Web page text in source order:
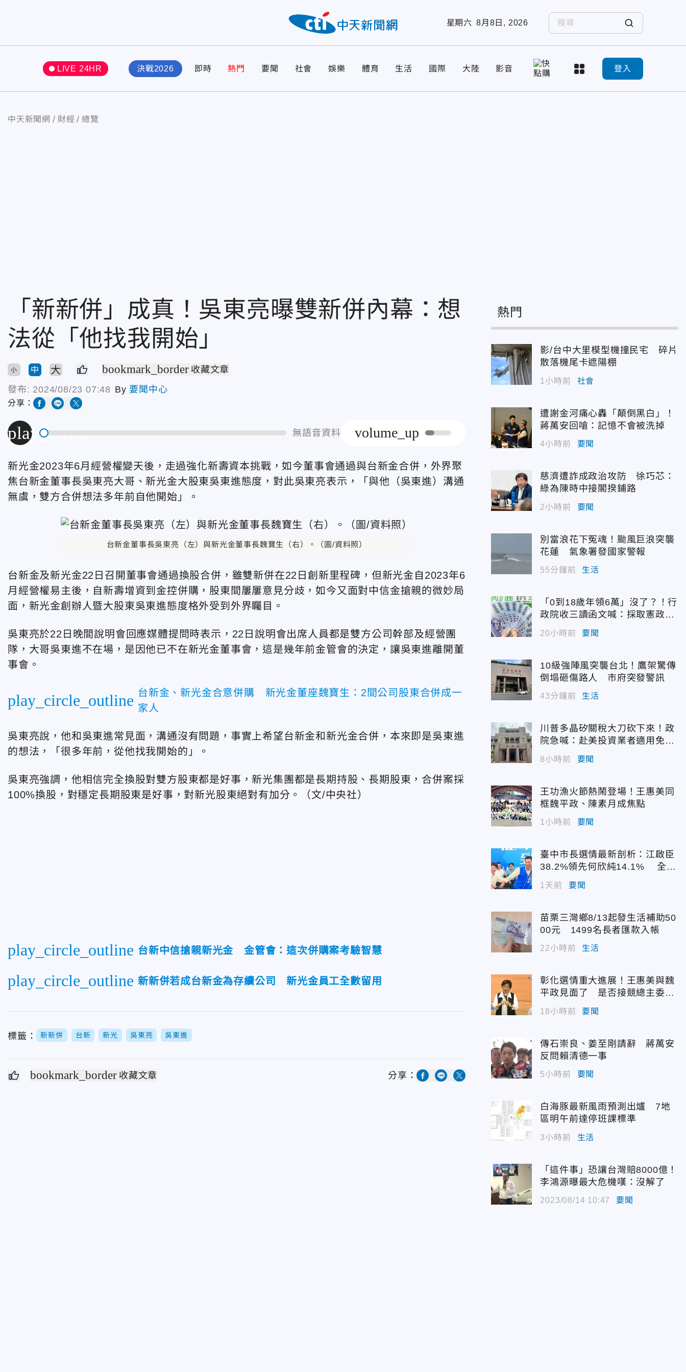
星期六 8月8日, 2026
LIVE 24HR 決戰2026 即時 熱門 要聞 社會 娛樂 體育 生活 國際 大陸 影音 登入
中天新聞網 財經 總覽
「新新併」成真！吳東亮曝雙新併內幕：想
法從「他找我開始」
小 中 大 bookmark_border 收藏文章
發布: 2024/08/23 07:48 By 要聞中心
分享：
play_arrow 無語音資料 volume_up
新光金2023年6月經營權變天後，走過強化新壽資本挑戰，如今董事會通過與台新金合併，外界聚
焦台新金董事長吳東亮大哥、新光金大股東吳東進態度，對此吳東亮表示，「與他（吳東進）溝通
無虞，雙方合併想法多年前自他開始」。
台新金董事長吳東亮（左）與新光金董事長魏寶生（右）。（圖/資料照）
台新金及新光金22日召開董事會通過換股合併，雖雙新併在22日創新里程碑，但新光金自2023年6
月經營權易主後，自新壽增資到金控併購，股東間屢屢意見分歧，如今又面對中信金搶親的微妙局
面，新光金創辦人暨大股東吳東進態度格外受到外界矚目。
吳東亮於22日晚間說明會回應媒體提問時表示，22日說明會出席人員都是雙方公司幹部及經營團
隊，大哥吳東進不在場，是因他已不在新光金董事會，這是幾年前金管會的決定，讓吳東進離開董
事會。
play_circle_outline 台新金、新光金合意併購 新光金董座魏寶生：2間公司股東合併成一
家人
吳東亮說，他和吳東進常見面，溝通沒有問題，事實上希望台新金和新光金合併，本來即是吳東進
的想法，「很多年前，從他找我開始的」。
吳東亮強調，他相信完全換股對雙方股東都是好事，新光集團都是長期持股、長期股東，合併案採
100%換股，對穩定長期股東是好事，對新光股東絕對有加分。（文/中央社）
play_circle_outline 台新中信搶親新光金 金管會：這次併購案考驗智慧
play_circle_outline 新新併若成台新金為存續公司 新光金員工全數留用
標籤： 新新併 台新 新光 吳東亮 吳東進
bookmark_border 收藏文章 分享：
熱門
影/台中大里模型機撞民宅 碎片
散落機尾卡遮陽棚
1小時前 社會
遭謝金河痛心轟「顛倒黑白」！
蔣萬安回嗆：記憶不會被洗掉
4小時前 要聞
慈濟遭詐成政治攻防 徐巧芯：
綠為陳時中接閣揆鋪路
2小時前 要聞
別當浪花下冤魂！颱風巨浪突襲
花蓮 氣象署發國家警報
55分鐘前 生活
「0到18歲年領6萬」沒了？！行
政院收三讀函文喊：採取憲政作
20小時前 要聞
10級強陣風突襲台北！鷹架驚傳
倒塌砸傷路人 市府突發警訊
43分鐘前 生活
川普多晶矽關稅大刀砍下來！政
院急喊：赴美投資業者適用免稅
配額
8小時前 要聞
王功漁火節熱鬧登場！王惠美同
框魏平政、陳素月成焦點
1小時前 要聞
臺中市長選情最新剖析：江啟臣
38.2%領先何欣純14.1% 全世
代支持度全面居首
1天前 要聞
苗栗三灣鄉8/13起發生活補助50
00元 1499名長者匯款入帳
22小時前 生活
彰化選情重大進展！王惠美與魏
平政見面了 是否接競總主委態
度曝光
18小時前 要聞
傳石崇良、姜至剛請辭 蔣萬安
反問賴清德一事
5小時前 要聞
白海豚最新風雨預測出爐 7地
區明午前達停班課標準
3小時前 生活
「這件事」恐讓台灣賠8000億！
李鴻源曝最大危機嘆：沒解了
2023/08/14 10:47 要聞